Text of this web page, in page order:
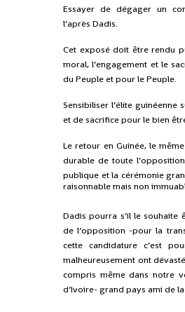
Essayer de dégager un
l’après Dadis.
Cet exposé doit être rendu
moral, l’engagement et le
du Peuple et pour le Peuple.
Sensibiliser l’élite guinéenne
et de sacrifice pour le bien
Le retour en Guinée, le
durable de toute
publique et la cérémonie
raisonnable mais non
Dadis pourra s’il le souhaite
de l’opposition -pour la
cette candidature c’est
malheureusement ont
compris même dans notre
d’Ivoire- grand pays ami de la